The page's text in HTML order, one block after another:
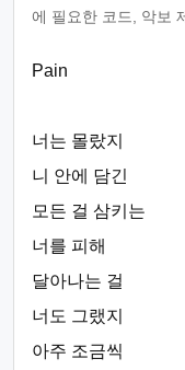
에 필요한 코드, 악보
Pain
너는 몰랐지
니 안에 담긴
모든 걸 삼키는
너를 피해
달아나는 걸
너도 그랬지
아주 조금씩